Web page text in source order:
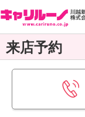
来店予約